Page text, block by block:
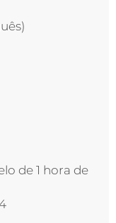
de 1 hora de